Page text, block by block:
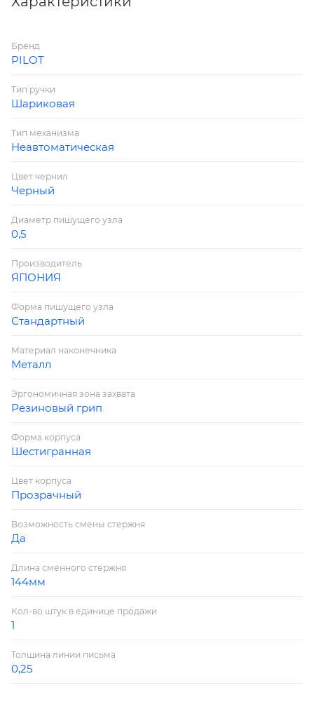
Бренд
PILOT
Тип ручки
Шариковая
Тип механизма
Неавтоматическая
Цвет чернил
Черный
Диаметр пишущего узла
0,5
Производитель
ЯПОНИЯ
Форма пишущего узла
Стандартный
Материал наконечника
Металл
Эргономичная зона захвата
Резиновый грип
Форма корпуса
Шестигранная
Цвет корпуса
Прозрачный
Возможность смены стержня
Да
Длина сменного стержня
144мм
Кол-во штук в единице продажи
1
Толщина линии письма
0,25